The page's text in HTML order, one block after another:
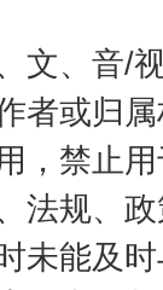
文、音/
者或归
，禁止
法规、
未能及
法